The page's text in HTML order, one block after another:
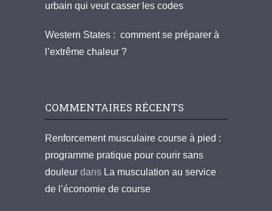
urbain qui veut casser les codes
Western States : comment se préparer à
l’extrême chaleur ?
COMMENTAIRES RÉCENTS
Renforcement musculaire course à pied :
programme pratique pour courir sans
douleur dans La musculation au service
de l’économie de course